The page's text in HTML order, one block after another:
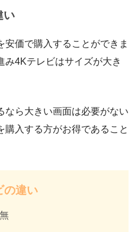
い
価で購入することができま
み4Kテレビはサイズが大き
なら大きい画面は必要がない
入する方がお得であること
の違い